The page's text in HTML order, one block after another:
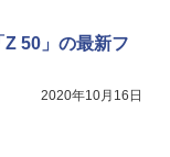
50」の最新フ
2020年10月16日